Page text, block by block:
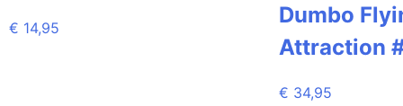
€ 14,95
Dumbo
Attraction
€ 34,95